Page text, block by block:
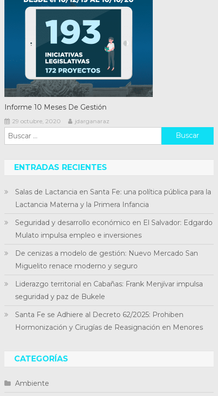
Informe 10 Meses De Gestión
29 octubre, 2020 jdarganaraz
Buscar:
ENTRADAS RECIENTES
Salas de Lactancia en Santa Fe: una política pública para la
Lactancia Materna y la Primera Infancia
Seguridad y desarrollo económico en El Salvador: Edgardo
Mulato impulsa empleo e inversiones
De cenizas a modelo de gestión: Nuevo Mercado San
Miguelito renace moderno y seguro
Liderazgo territorial en Cabañas: Frank Menjívar impulsa
seguridad y paz de Bukele
Santa Fe se Adhiere al Decreto 62/2025: Prohiben
Hormonización y Cirugías de Reasignación en Menores
CATEGORÍAS
Ambiente